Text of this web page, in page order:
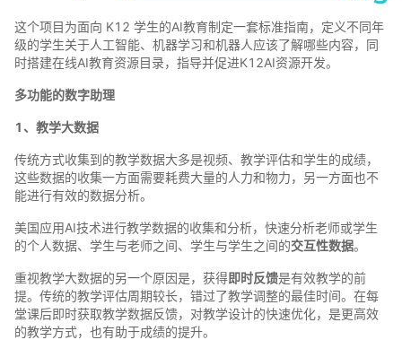
这个项目为面向 K12 学生的AI教育制定一套标准指南，定义不同年
级的学生关于人工智能、机器学习和机器人应该了解哪些内容，同
时搭建在线AI教育资源目录，指导并促进K12AI资源开发。
多功能的数字助理
1、教学大数据
传统方式收集到的教学数据大多是视频、教学评估和学生的成绩，
这些数据的收集一方面需要耗费大量的人力和物力，另一方面也不
能进行有效的数据分析。
美国应用AI技术进行教学数据的收集和分析，快速分析老师或学生
的个人数据、学生与老师之间、学生与学生之间的交互性数据。
重视教学大数据的另一个原因是，获得即时反馈是有效教学的前
提。传统的教学评估周期较长，错过了教学调整的最佳时间。在每
堂课后即时获取教学数据反馈，对教学设计的快速优化，是更高效
的教学方式，也有助于成绩的提升。